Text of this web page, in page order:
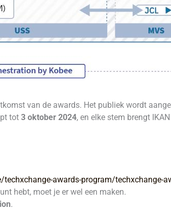
van de awards. Het publiek wordt
tot 3 oktober 2024, en elke stem brengt
awards-program/techxchange-
hebt, moet je er wel een maken.
.